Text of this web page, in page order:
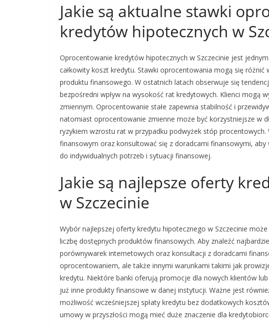
Jakie są aktualne stawki
kredytów hipotecznych w
Oprocentowanie kredytów hipotecznych w Szczecinie jest
całkowity koszt kredytu. Stawki oprocentowania mogą się
produktu finansowego. W ostatnich latach obserwuje się
bezpośredni wpływ na wysokość rat kredytowych. Klienci mogą
zmiennym. Oprocentowanie stałe zapewnia stabilność i
natomiast oprocentowanie zmienne może być korzystniejsze w
ryzykiem wzrostu rat w przypadku podwyżek stóp procentowych.
finansowym oraz konsultować się z doradcami finansowymi,
do indywidualnych potrzeb i sytuacji finansowej.
Jakie są najlepsze oferty
w Szczecinie
Wybór najlepszej oferty kredytu hipotecznego w Szczecinie
liczbę dostępnych produktów finansowych. Aby znaleźć
porównywarek internetowych oraz konsultacji z doradcami
oprocentowaniem, ale także innymi warunkami takimi jak
kredytu. Niektóre banki oferują promocje dla nowych klientów
już inne produkty finansowe w danej instytucji. Ważne jest
możliwość wcześniejszej spłaty kredytu bez dodatkowych
umowy w przyszłości mogą mieć duże znaczenie dla